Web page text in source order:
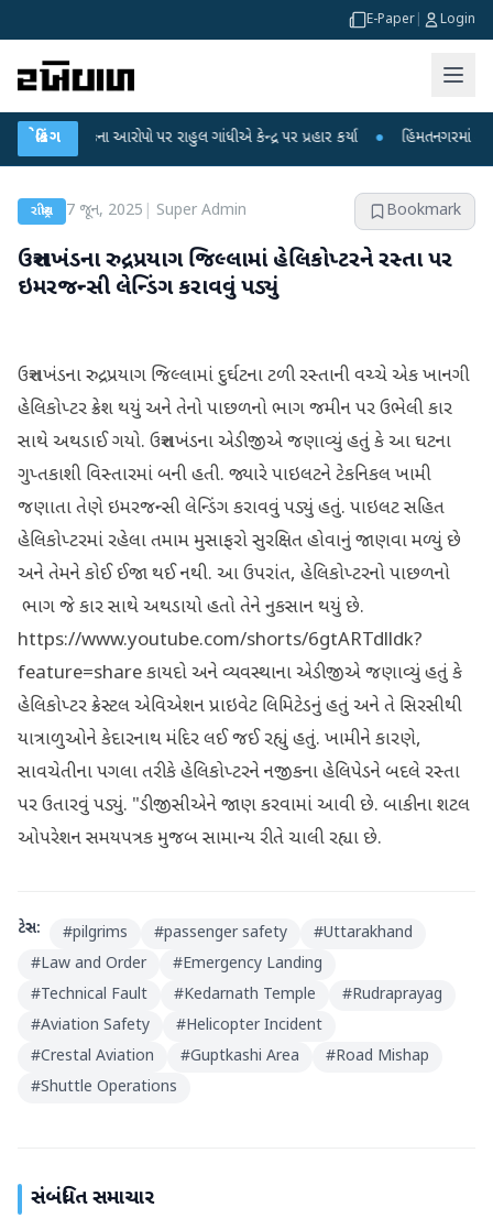
E-Paper Login
બ્રેકિંગ
લીકના આરોપો પર રાહુલ ગાંધીએ કેન્દ્ર પર પ્રહાર કર્યા ● હિંમતનગરમાં રહસ્યમય
રાષ્ટ્રીય 7 જૂન, 2025 Super Admin Bookmark
ઉત્તરાખંડના રુદ્રપ્રયાગ જિલ્લામાં હેલિકોપ્ટરને રસ્તા પર
ઇમરજન્સી લેન્ડિંગ કરાવવું પડ્યું
ઉત્તરાખંડના રુદ્રપ્રયાગ જિલ્લામાં દુર્ઘટના ટળી રસ્તાની વચ્ચે એક ખાનગી
હેલિકોપ્ટર ક્રેશ થયું અને તેનો પાછળનો ભાગ જમીન પર ઉભેલી કાર
સાથે અથડાઈ ગયો. ઉત્તરાખંડના એડીજીએ જણાવ્યું હતું કે આ ઘટના
ગુપ્તકાશી વિસ્તારમાં બની હતી. જ્યારે પાઇલટને ટેકનિકલ ખામી
જણાતા તેણે ઇમરજન્સી લેન્ડિંગ કરાવવું પડ્યું હતું. પાઇલટ સહિત
હેલિકોપ્ટરમાં રહેલા તમામ મુસાફરો સુરક્ષિત હોવાનું જાણવા મળ્યું છે
અને તેમને કોઈ ઈજા થઈ નથી. આ ઉપરાંત, હેલિકોપ્ટરનો પાછળનો
ભાગ જે કાર સાથે અથડાયો હતો તેને નુકસાન થયું છે.
https://www.youtube.com/shorts/6gtARTdlldk?
feature=share કાયદો અને વ્યવસ્થાના એડીજીએ જણાવ્યું હતું કે
હેલિકોપ્ટર ક્રેસ્ટલ એવિએશન પ્રાઇવેટ લિમિટેડનું હતું અને તે સિરસીથી
યાત્રાળુઓને કેદારનાથ મંદિર લઈ જઈ રહ્યું હતું. ખામીને કારણે,
સાવચેતીના પગલા તરીકે હેલિકોપ્ટરને નજીકના હેલિપેડને બદલે રસ્તા
પર ઉતારવું પડ્યું. "ડીજીસીએને જાણ કરવામાં આવી છે. બાકીના શટલ
ઓપરેશન સમયપત્રક મુજબ સામાન્ય રીતે ચાલી રહ્યા છે.
ટેગ્સ: #pilgrims #passenger safety #Uttarakhand
#Law and Order #Emergency Landing
#Technical Fault #Kedarnath Temple #Rudraprayag
#Aviation Safety #Helicopter Incident
#Crestal Aviation #Guptkashi Area #Road Mishap
#Shuttle Operations
સંબંધિત સમાચાર